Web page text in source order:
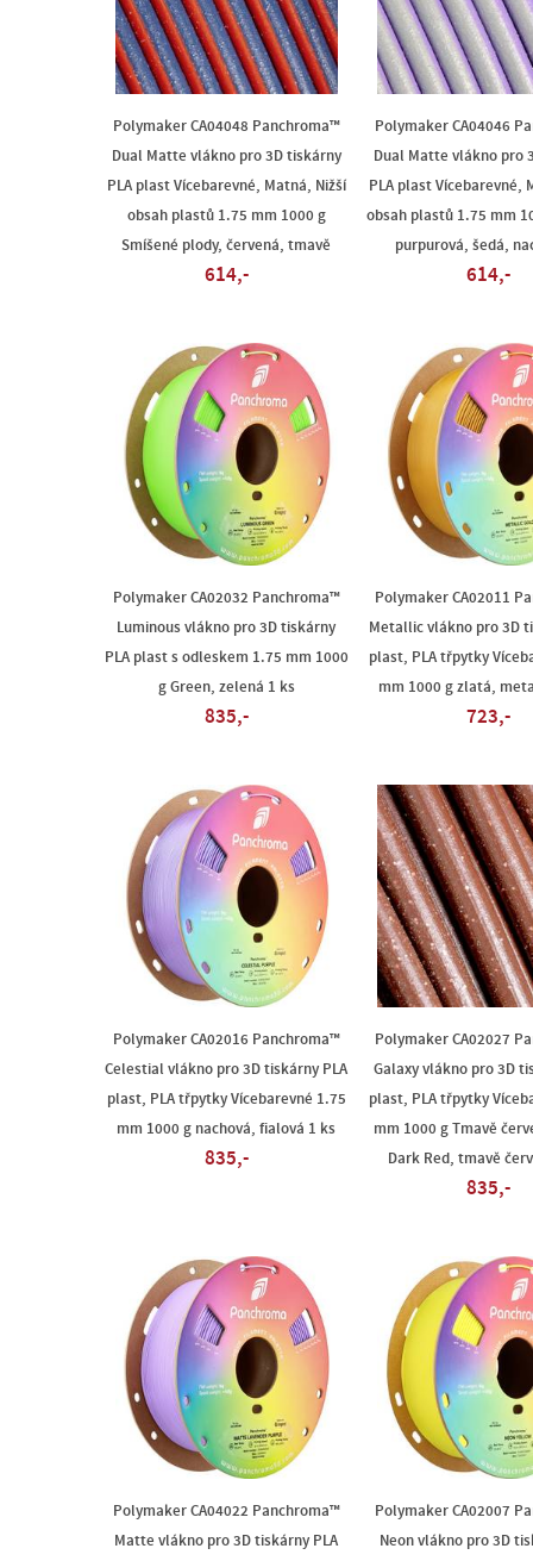
Polymaker CA04048 Panchroma™
Dual Matte vlákno pro 3D tiskárny
PLA plast Vícebarevné, Matná, Nižší
obsah plastů 1.75 mm 1000 g
Smíšené plody, červená, tmavě
614,-
Polymaker CA04046
Dual Matte vlákno pro
PLA plast Vícebarevné,
obsah plastů 1.75 mm
purpurová, šedá,
614,-
Polymaker CA02032 Panchroma™
Luminous vlákno pro 3D tiskárny
PLA plast s odleskem 1.75 mm 1000
g Green, zelená 1 ks
835,-
Polymaker CA02011
Metallic vlákno pro 3D
plast, PLA třpytky
mm 1000 g zlatá,
723,-
Polymaker CA02016 Panchroma™
Celestial vlákno pro 3D tiskárny PLA
plast, PLA třpytky Vícebarevné 1.75
mm 1000 g nachová, fialová 1 ks
835,-
Polymaker CA02027
Galaxy vlákno pro 3D
plast, PLA třpytky
mm 1000 g Tmavě
Dark Red, tmavě
835,-
Polymaker CA04022 Panchroma™
Matte vlákno pro 3D tiskárny PLA
Polymaker CA02007
Neon vlákno pro 3D